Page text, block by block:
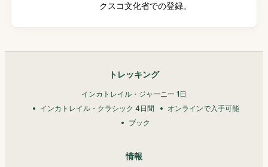
クスコ文化省での登録。
トレッキング
インカトレイル・ジャーニー 1日
インカトレイル・クラシック 4日間
オンラインで入手可能
ブック
情報